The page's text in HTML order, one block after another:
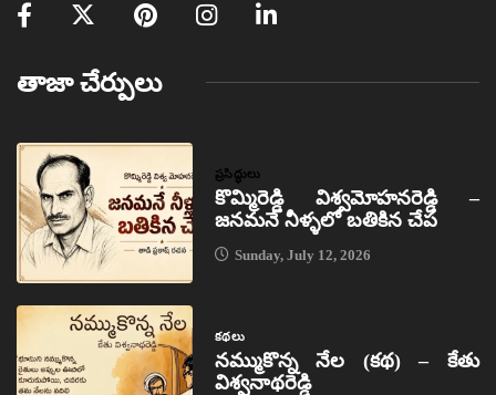
తాజా చేర్పులు
ప్రసిద్ధులు
కొమ్మిరెడ్డి విశ్వమోహనరెడ్డి –
జనమనే నీళ్ళలో బతికిన చేప
Sunday, July 12, 2026
కథలు
నమ్ముకొన్న నేల (కథ) – కేతు
విశ్వనాథరెడ్డి